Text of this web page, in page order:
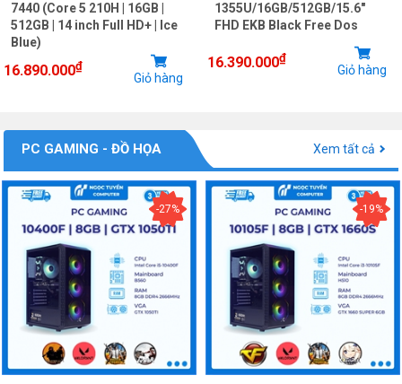
7440 (Core 5 210H | 16GB |
512GB | 14 inch Full HD+ | Ice
Blue)
16.890.000₫
Giỏ hàng
1355U/16GB/512GB/15.6"
FHD EKB Black Free Dos
16.390.000₫
Giỏ hàng
PC GAMING - ĐỒ HỌA Xem tất cả
-27% -19%